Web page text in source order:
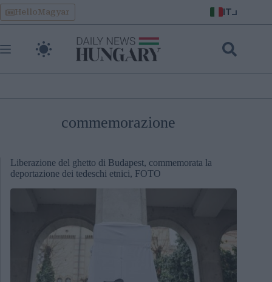
Skip
to
content
HelloMagyar IT
commemorazione
Liberazione del ghetto di Budapest, commemorata la
deportazione dei tedeschi etnici, FOTO